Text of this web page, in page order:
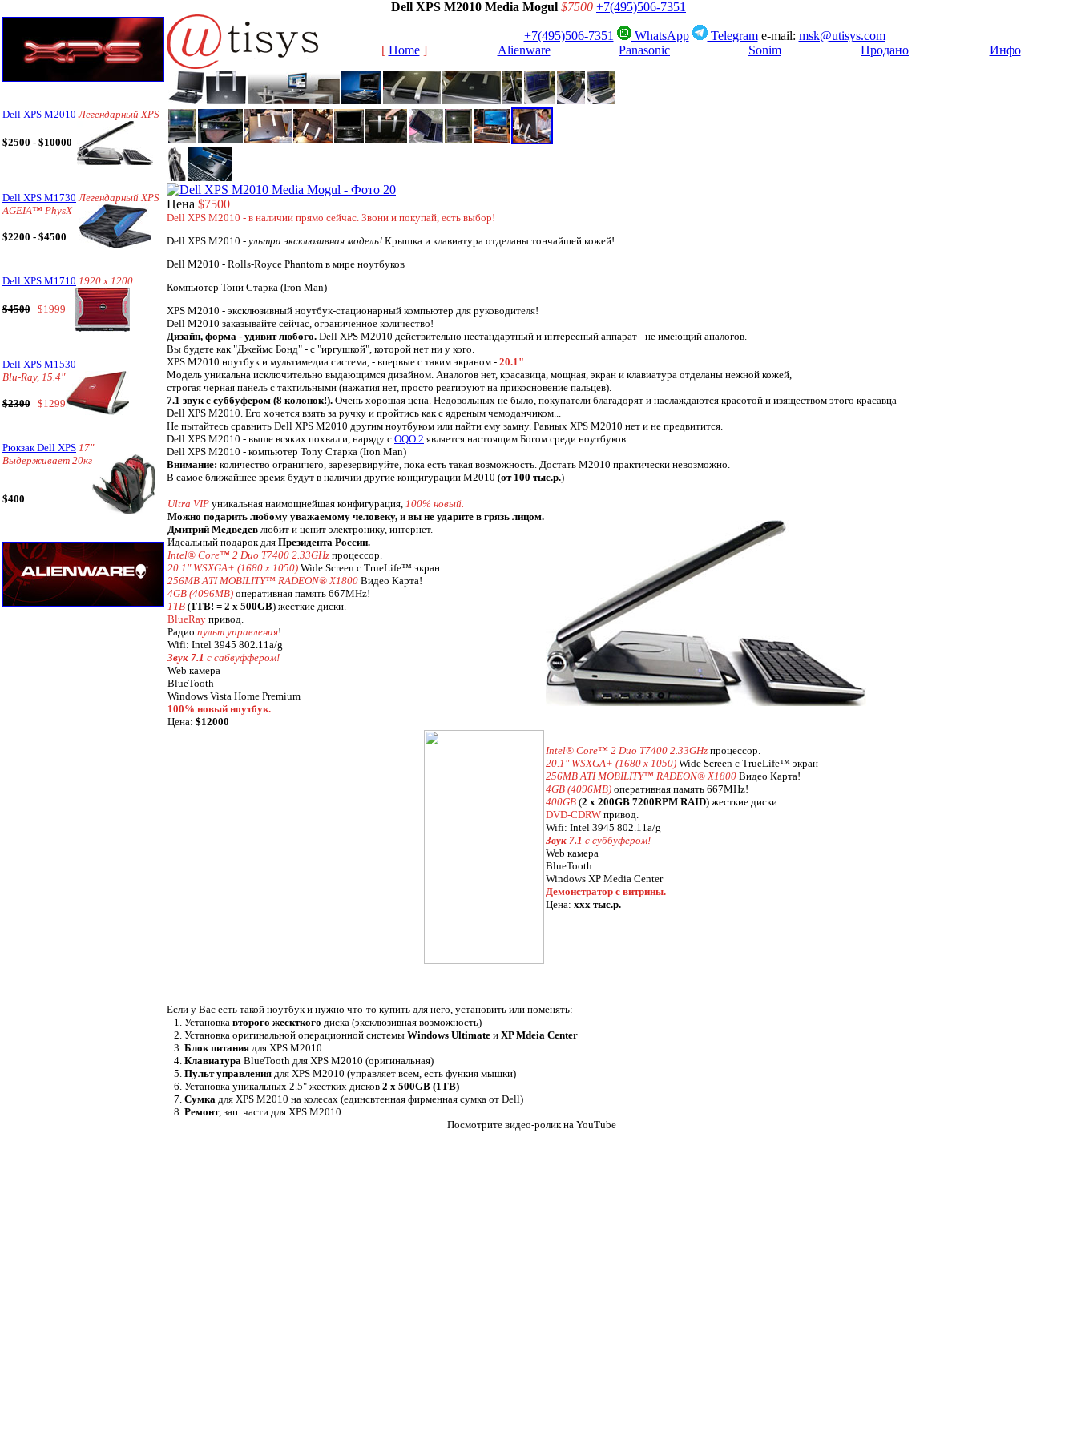
Dell XPS M2010 Media Mogul $7500 +7(495)506-7351
Dell XPS M2010 Легендарный XPS
$2500 - $10000
Dell XPS M1730 Легендарный XPS
AGEIA™ PhysX
$2200 - $4500
Dell XPS M1710 1920 x 1200
$4500 $1999
Dell XPS M1530
Blu-Ray, 15.4"
$2300 $1299
Рюкзак Dell XPS 17"
Выдерживает 20кг
$400
+7(495)506-7351 WhatsApp Telegrame-mail: msk@utisys.com
[ Home ] Alienware Panasonic Sonim Продано Инфо
Цена $7500
Dell XPS M2010 - в наличии прямо сейчас. Звони и покупай, есть выбор!
Dell XPS M2010 - ультра эксклюзивная модель! Крышка и клавиатура отделаны тончайшей кожей!
Dell M2010 - Rolls-Royce Phantom в мире ноутбуков
Компьютер Тони Старка (Iron Man)
XPS M2010 - эксклюзивный ноутбук-стационарный компьютер для руководителя!
Dell M2010 заказывайте сейчас, ограниченное количество!
Дизайн, форма - удивит любого. Dell XPS M2010 действительно нестандартный и интересный аппарат - не имеющий аналогов.
Вы будете как "Джеймс Бонд" - с "иргушкой", которой нет ни у кого.
XPS M2010 ноутбук и мультимедиа система, - впервые с таким экраном - 20.1"
Модель уникальна исключительно выдающимся дизайном. Аналогов нет, красавица, мощная, экран и клавиатура отделаны нежной кожей,
строгая черная панель с тактильными (нажатия нет, просто реагируют на прикосновение пальцев).
7.1 звук с суббуфером (8 колонок!). Очень хорошая цена. Недовольных не было, покупатели благадорят и наслаждаются красотой и изяществом этого красавца
Dell XPS M2010. Его хочется взять за ручку и пройтись как с ядреным чемоданчиком...
Не пытайтесь сравнить Dell XPS M2010 другим ноутбуком или найти ему замну. Равных XPS M2010 нет и не предвитится.
Dell XPS M2010 - выше всяких похвал и, наряду с OQO 2 является настоящим Богом среди ноутбуков.
Dell XPS M2010 - компьютер Tony Старка (Iron Man)
Внимание: количество ограничего, зарезервируйте, пока есть такая возможность. Достать M2010 практически невозможно.
В самое ближайшее время будут в наличии другие концигурации M2010 (от 100 тыс.р.)
Ultra VIP уникальная наимощнейшая конфигурация, 100% новый.
Можно подарить любому уважаемому человеку, и вы не ударите в грязь лицом.
Дмитрий Медведев любит и ценит электронику, интернет.
Идеальный подарок для Президента России.
Intel® Core™ 2 Duo T7400 2.33GHz процессор.
20.1" WSXGA+ (1680 x 1050) Wide Screen с TrueLife™ экран
256MB ATI MOBILITY™ RADEON® X1800 Видео Карта!
4GB (4096MB) оперативная память 667MHz!
1TB (1TB! = 2 x 500GB) жесткие диски.
BlueRay привод.
Радио пульт управления!
Wifi: Intel 3945 802.11a/g
Звук 7.1 с сaбвуффером!
Web камера
BlueTooth
Windows Vista Home Premium
100% новый ноутбук.
Цена: $12000
Intel® Core™ 2 Duo T7400 2.33GHz процессор.
20.1" WSXGA+ (1680 x 1050) Wide Screen с TrueLife™ экран
256MB ATI MOBILITY™ RADEON® X1800 Видео Карта!
4GB (4096MB) оперативная память 667MHz!
400GB (2 x 200GB 7200RPM RAID) жесткие диски.
DVD-CDRW привод.
Wifi: Intel 3945 802.11a/g
Звук 7.1 с суббуфером!
Web камера
BlueTooth
Windows XP Media Center
Демонстратор с витрины.
Цена: xxx тыс.р.
Если у Вас есть такой ноутбук и нужно что-то купить для него, установить или поменять:
1. Установка второго жескткого диска (эксклюзивная возможность)
2. Установка оригинальной операционной системы Windows Ultimate и XP Mdeia Center
3. Блок питания для XPS M2010
4. Клавиатура BlueTooth для XPS M2010 (оригинальная)
5. Пульт управления для XPS M2010 (управляет всем, есть функия мышки)
6. Установка уникальных 2.5" жестких дисков 2 x 500GB (1TB)
7. Сумка для XPS M2010 на колесах (единсвтенная фирменная сумка от Dell)
8. Ремонт, зап. части для XPS M2010
Посмотрите видео-ролик на YouTube